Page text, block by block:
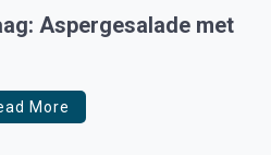
Aspergesalade met
More